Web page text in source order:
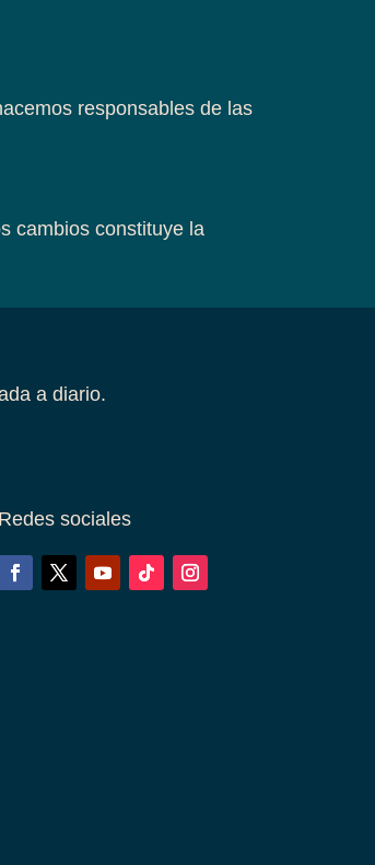
responsables de las
cambios constituye la
a diario.
Redes sociales